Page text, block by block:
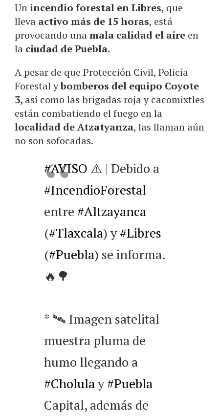
Un incendio forestal en Libres, que
lleva activo más de 15 horas, está
provocando unamala calidad el aire en
la ciudad de Puebla.
A pesar de que Protección Civil, Policía
Forestal ybomberos del equipo Coyote
3, así como las brigadas roja y cacomixtles
están combatiendo el fuego en la
localidad de Atzatyanza, las llaman aún
no son sofocadas.
#AVISO ⚠️ | Debido a
#IncendioForestal
entre #Altzayanca
(#Tlaxcala) y#Libres
(#Puebla) se informa.
🔥🌳
* 🛰️ Imagen satelital
muestra pluma de
humo llegando a
#Cholulay#Puebla
Capital, además de